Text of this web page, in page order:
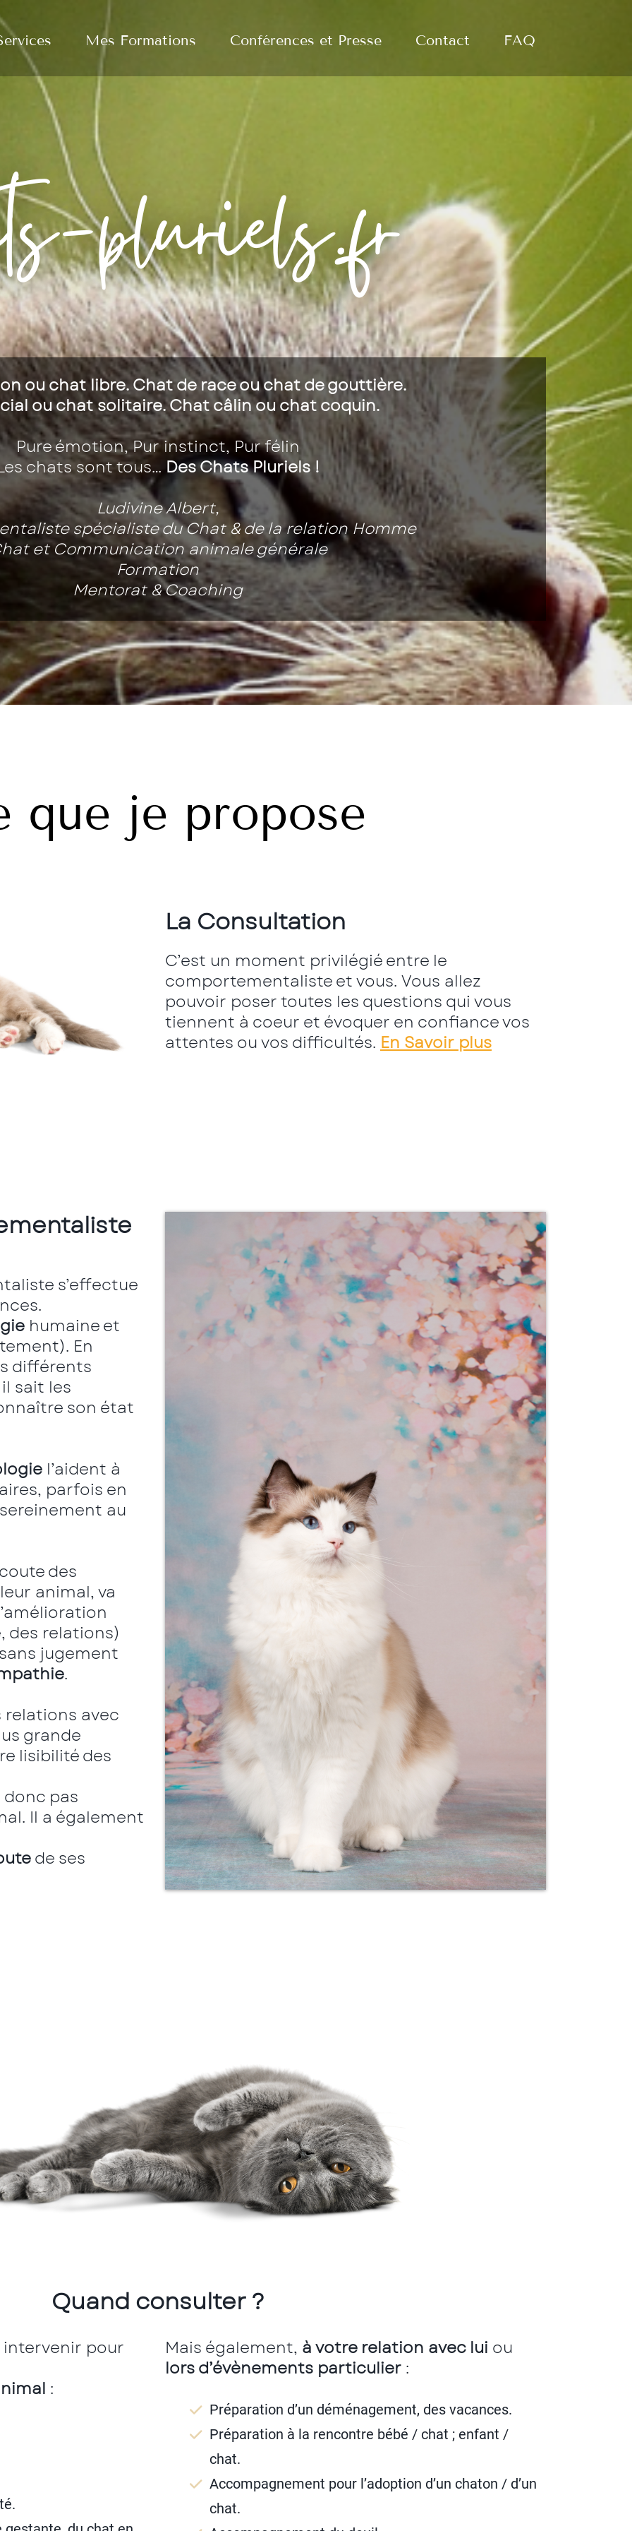
Mes Formations Conférences et Presse Contact FAQ
ou chat libre. Chat de race ou chat de gouttière.
ou chat solitaire. Chat câlin ou chat coquin.
Pure émotion, Pur instinct, Pur félin
chats sont tous… Des Chats Pluriels !
Ludivine Albert,
spécialiste du Chat & de la relation Homme
et Communication animale générale
Formation
Mentorat & Coaching
que je propose
La Consultation
C’est un moment privilégié entre le
comportementaliste et vous. Vous allez
pouvoir poser toutes les questions qui vous
tiennent à coeur et évoquer en confiance vos
attentes ou vos difficultés. En Savoir plus
s’effectue
humaine et
En
différents
sait les
son état
l’aident à
parfois en
au
des
animal, va
des relations)
jugement
.
relations avec
grande
lisibilité des
pas
Il a également
de ses
Quand consulter ?
pour
:
Mais également, à votre relation avec lui ou
lors d’évènements particulier :
Préparation d’un déménagement, des vacances.
Préparation à la rencontre bébé / chat ; enfant /
chat.
Accompagnement pour l’adoption d’un chaton / d’un
chat.